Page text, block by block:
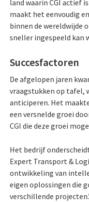
land waarin CGI actief
maakt het eenvoudig
binnen de wereldwijde
sneller ingespeeld kan
Succesfactoren
De afgelopen jaren
vraagstukken op tafel,
anticiperen. Het
een versnelde groei
CGI die deze groei
Het bedrijf
Expert Transport &
ontwikkeling van
eigen oplossingen die
verschillende projecten.’